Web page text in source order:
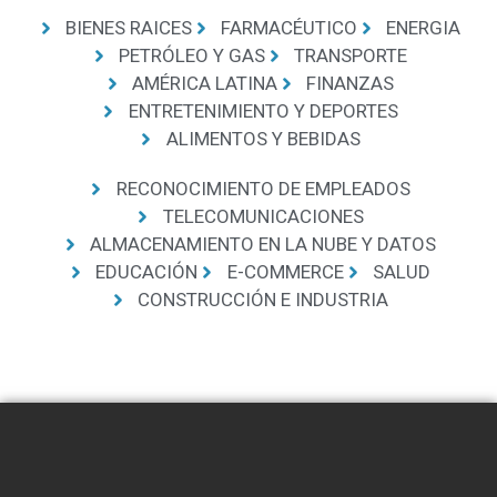
BIENES RAICES FARMACÉUTICO
ENERGIA
PETRÓLEO Y GAS
TRANSPORTE
AMÉRICA LATINA
FINANZAS
ENTRETENIMIENTO Y DEPORTES
ALIMENTOS Y BEBIDAS
RECONOCIMIENTO DE EMPLEADOS
TELECOMUNICACIONES
ALMACENAMIENTO EN LA NUBE Y DATOS
EDUCACIÓN
E-COMMERCE
SALUD
CONSTRUCCIÓN E INDUSTRIA